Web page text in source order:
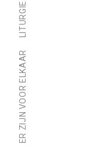
LITURGIE
ER ZIJN VOOR ELKAAR